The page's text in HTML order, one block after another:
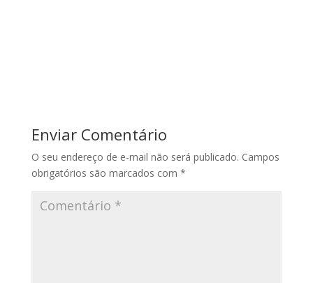
Enviar Comentário
O seu endereço de e-mail não será publicado. Campos
obrigatórios são marcados com *